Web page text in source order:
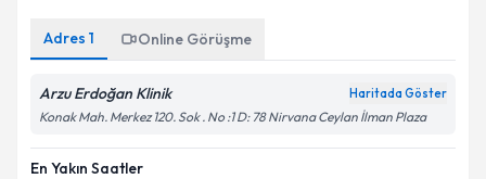
Adres 1 Online Görüşme
Arzu Erdoğan Klinik Haritada Göster
Konak Mah. Merkez 120. Sok . No :1 D: 78 Nirvana Ceylan İlman Plaza
En Yakın Saatler